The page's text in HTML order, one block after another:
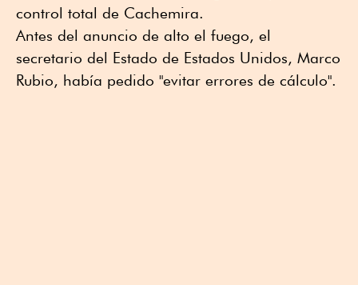
control total de Cachemira.
Antes del anuncio de alto el fuego, el
secretario del Estado de Estados Unidos, Marco
Rubio, había pedido "evitar errores de cálculo".